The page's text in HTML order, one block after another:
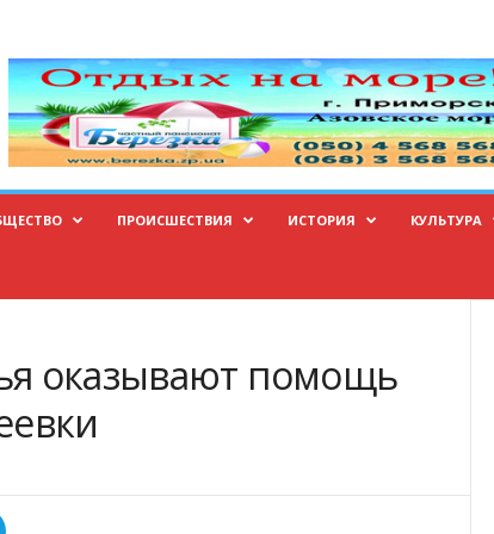
ПРОИСШЕСТВИЯ ИСТОРИЯ КУЛЬТУРА
оказывают помощь